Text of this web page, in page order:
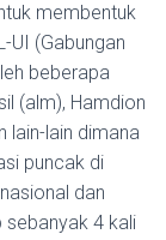
membentuk
UI (Gabungan
beberapa
(alm), Hamdion
lain-lain dimana
puncak di
dan
sebanyak 4 kali